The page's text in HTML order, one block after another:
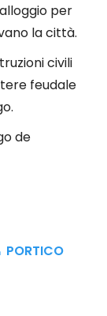
per
la città.
civili
feudale
PORTICO